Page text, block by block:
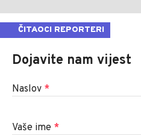
ČITAOCI REPORTERI
Dojavite nam vijest
Naslov *
Vaše ime *